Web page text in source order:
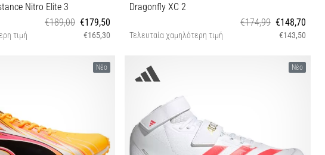
Nitro Elite 3
€189,00 €179,50
τιμή €165,30
Dragonfly XC 2
€174,99 €148,70
Τελευταία χαμηλότερη τιμή €143,50
38½ 39 40 40½ 41 42 42½ 43 44 45 45½ 46 47½
Νέο Νέο